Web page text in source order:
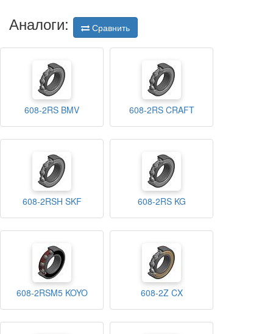
Аналоги: Сравнить
608-2RS BMV 608-2RS CRAFT
608-2RSH SKF 608-2RS KG
608-2RSM5 KOYO 608-2Z CX